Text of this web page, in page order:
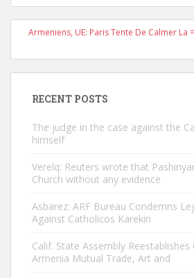
Armeniens, UE: Paris Tente De Calmer La
RECENT POSTS
The judge in the case against the
himself
Verelq: Reuters wrote that
Church without any evidence
Asbarez: ARF Bureau Condemns
Against Catholicos Karekin
Calif. State Assembly
Armenia Mutual Trade, Art and